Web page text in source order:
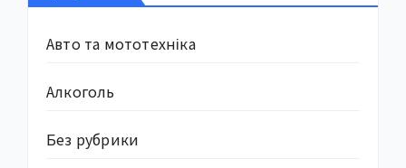
Авто та мототехніка
Алкоголь
Без рубрики